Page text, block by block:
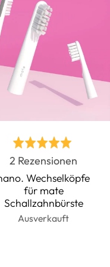
Bewertet
mit
5.0
von
5
2 Rezensionen
auf
Wechselköpfe
für mate
Schallzahnbürste
Ausverkauft